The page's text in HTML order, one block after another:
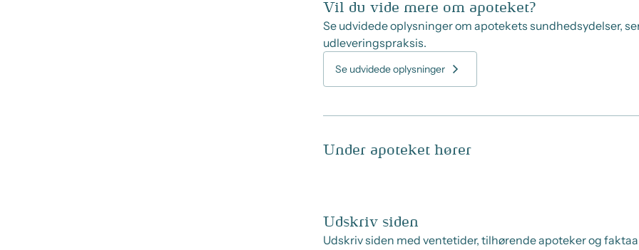
Vil du vide mere om apoteket?
Se udvidede oplysninger om apotekets sundhedsydelser,
udleveringspraksis.
Se udvidede oplysninger
Under apoteket hører
Udskriv siden
Udskriv siden med ventetider, tilhørende apoteker og